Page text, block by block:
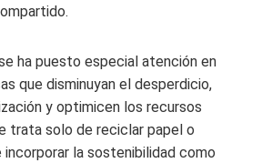
ha puesto especial atención en
que disminuyan el desperdicio,
y optimicen los recursos
trata solo de reciclar papel o
la sostenibilidad como